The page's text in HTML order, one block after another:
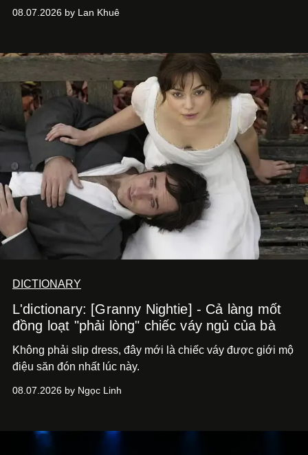
nói về cái mới, về xu hướng tiếp theo, về những điều
08.07.2026 by Lan Khuê
DICTIONARY
L'dictionary: [Granny Nightie] - Cả làng mốt
đồng loạt "phải lòng" chiếc váy ngủ của bà
Không phải slip dress, đây mới là chiếc váy được giới mộ
điệu săn đón nhất lúc này.
08.07.2026 by Ngọc Linh